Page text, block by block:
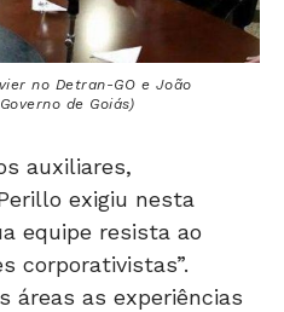
no Detran-GO e João
de Goiás)
auxiliares,
exigiu nesta
equipe resista ao
corporativistas”.
áreas as experiências